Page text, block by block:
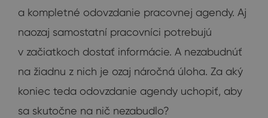
a kompletné odovzdanie pracovnej agendy. Aj
naozaj samostatní pracovníci potrebujú
v začiatkoch dostať informácie. A nezabudnúť
na žiadnu z nich je ozaj náročná úloha. Za aký
koniec teda odovzdanie agendy uchopiť, aby
sa skutočne na nič nezabudlo?